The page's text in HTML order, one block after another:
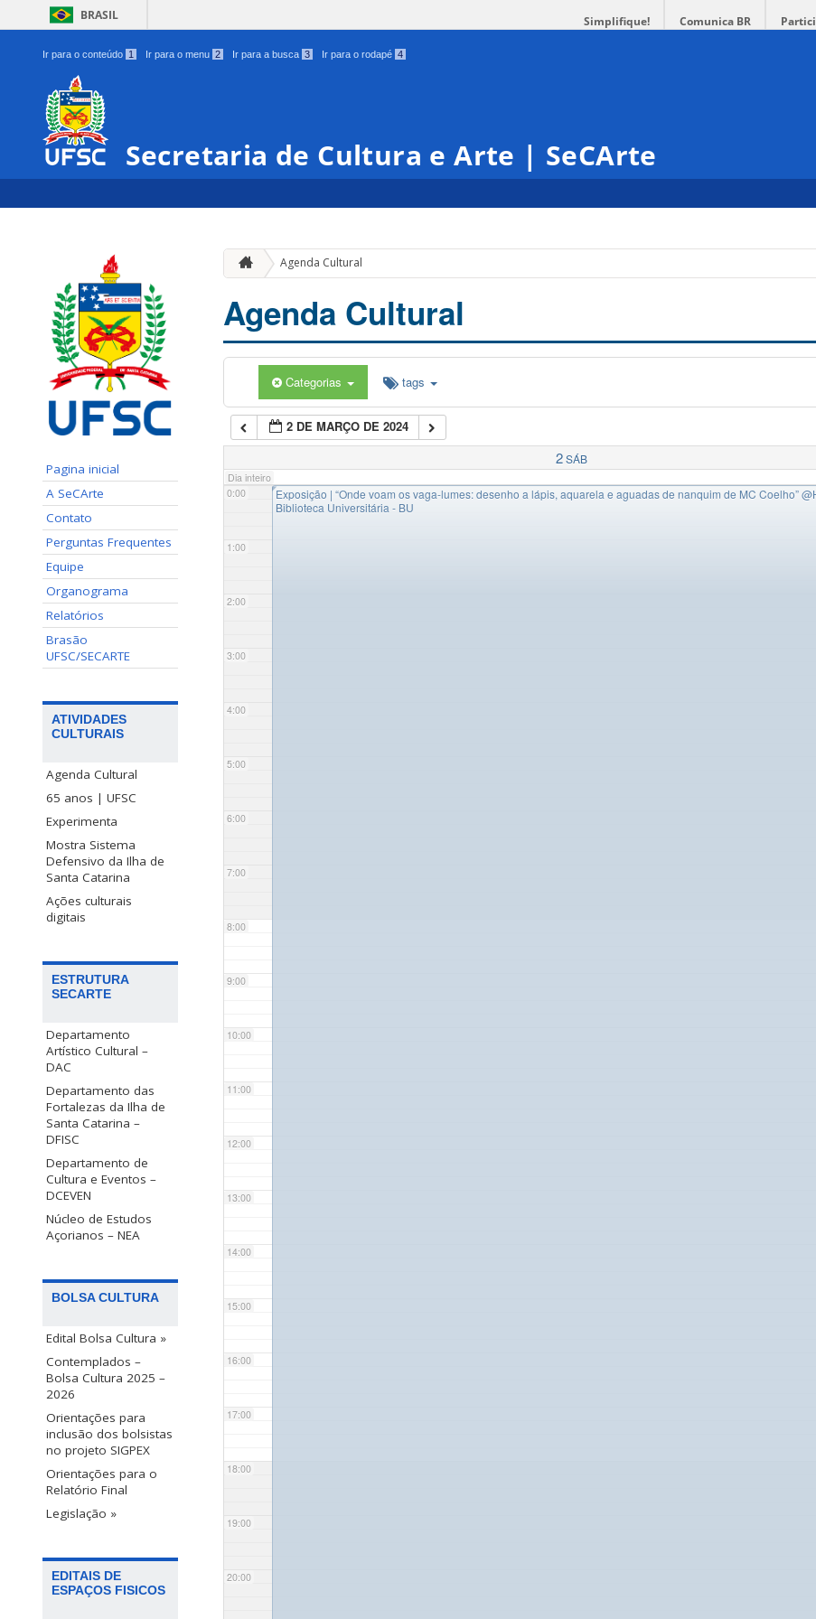
BRASIL Simplifique! Comunica BR
Ir para o conteúdo 1 Ir para o menu 2 Ir para a busca 3 Ir para o rodapé 4
Secretaria de Cultura e Arte | SeCArte
Pagina inicial
A SeCArte
Contato
Perguntas Frequentes
Equipe
Organograma
Relatórios
Brasão
UFSC/SECARTE
ATIVIDADES
CULTURAIS
Agenda Cultural
65 anos | UFSC
Experimenta
Mostra Sistema
Defensivo da Ilha de
Santa Catarina
Ações culturais
digitais
ESTRUTURA
SECARTE
Departamento
Artístico Cultural –
DAC
Departamento das
Fortalezas da Ilha de
Santa Catarina –
DFISC
Departamento de
Cultura e Eventos –
DCEVEN
Núcleo de Estudos
Açorianos – NEA
BOLSA CULTURA
Edital Bolsa Cultura »
Contemplados –
Bolsa Cultura 2025 –
2026
Orientações para
inclusão dos bolsistas
no projeto SIGPEX
Orientações para o
Relatório Final
Legislação »
EDITAIS DE
ESPAÇOS FISICOS
Agenda Cultural
Agenda Cultural
Categorias tags
2 DE MARÇO DE 2024
2 SÁB
Dia inteiro
0:00
1:00
2:00
3:00
4:00
5:00
6:00
7:00
8:00
9:00
10:00
11:00
12:00
13:00
14:00
15:00
16:00
17:00
18:00
19:00
20:00
◤Exposição | “Onde voam os vaga-lumes: desenho a lápis, aquarela e aguadas de nanquim de MC Coelho”
Biblioteca Universitária - BU